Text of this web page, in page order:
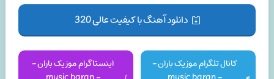
دانلود آهنگ با کیفیت عالی 320
کانال تلگرام موزیک باران -
اینستاگرام موزیک باران -